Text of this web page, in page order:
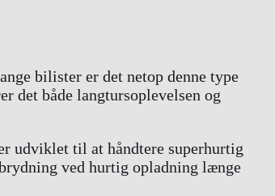
bilister er det netop denne type
det både langtursoplevelsen og
udviklet til at håndtere superhurtig
ved hurtig opladning længe